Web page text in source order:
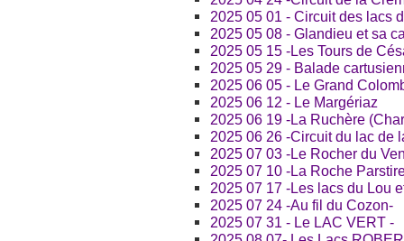
2025 05 01 - Circuit des lacs
2025 05 08 - Glandieu et sa
2025 05 15 -Les Tours de
2025 05 29 - Balade
2025 06 05 - Le Grand
2025 06 12 - Le Margériaz
2025 06 19 -La Ruchère
2025 06 26 -Circuit du lac de
2025 07 03 -Le Rocher du
2025 07 10 -La Roche
2025 07 17 -Les lacs du Lou
2025 07 24 -Au fil du Cozon-
2025 07 31 - Le LAC VERT -